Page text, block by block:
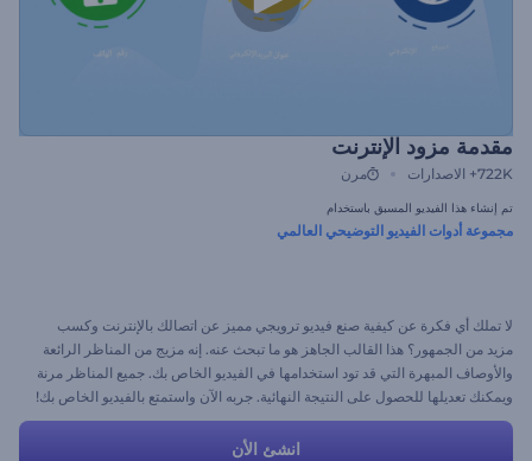
مقدمة مزود الإنترنت
722K+ الاصدارات مرن
تم إنشاء هذا الفيديو المسبق باستخدام
مجموعة أدوات الفيديو التوضيحي العالمي
لا تملك أي فكرة عن كيفية صنع فيديو ترويجي مميز عن اتصالك بالإنترنت وكسب
مزيد من الجمهور؟ هذا القالب الجاهز هو ما تبحث عنه. إنه مزيج من المناظر الرائعة
والأوصاف المبهرة التي قد تود استخدامها في الفيديو الخاص بك. جميع المناظر مرنة
ويمكنك تعديلها للحصول على النتيجة النهائية. جربه الآن واستمتع بالفيديو الخاص بك!
انشئ الأن